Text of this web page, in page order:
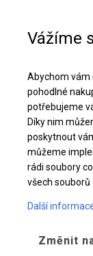
Stáhněte
Vážíme
Abychom vám
pohodlné
potřebujeme
Díky nim
poskytnout
můžeme
rádi soubory
všech souborů
Další
Změnit